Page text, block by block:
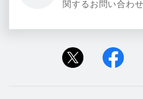
関するお問い合わ